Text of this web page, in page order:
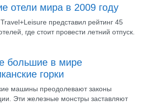
отели мира в 2009 году
представил рейтинг 45
где стоит провести летний отпуск.
большие в мире
горки
машины преодолевают законы
Эти железные монстры заставляют